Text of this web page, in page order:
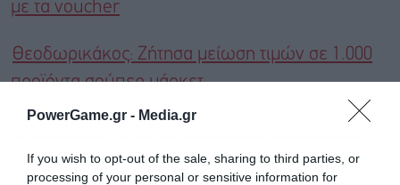
PowerGame.gr - Media.gr
If you wish to opt-out of the sale, sharing to third parties, or
processing of your personal or sensitive information for
με τα voucher
Θεοδωρικάκος: Ζήτησα μείωση τιμών σε 1.000
προϊόντα σούπερ μάρκετ
αυτόματα